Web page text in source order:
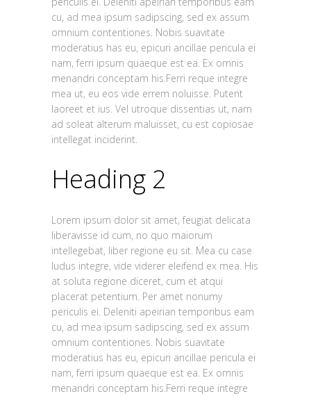
cu, ad mea ipsum sadipscing, sed ex assum
omnium contentiones. Nobis suavitate
moderatius has eu, epicuri ancillae pericula ei
nam, ferri ipsum quaeque est ea. Ex omnis
menandri conceptam his.Ferri reque integre
mea ut, eu eos vide errem noluisse. Putent
laoreet et ius. Vel utroque dissentias ut, nam
ad soleat alterum maluisset, cu est copiosae
intellegat inciderint.
Heading 2
Lorem ipsum dolor sit amet, feugiat delicata
liberavisse id cum, no quo maiorum
intellegebat, liber regione eu sit. Mea cu case
ludus integre, vide viderer eleifend ex mea. His
at soluta regione diceret, cum et atqui
placerat petentium. Per amet nonumy
periculis ei. Deleniti apeirian temporibus eam
cu, ad mea ipsum sadipscing, sed ex assum
omnium contentiones. Nobis suavitate
moderatius has eu, epicuri ancillae pericula ei
nam, ferri ipsum quaeque est ea. Ex omnis
menandri conceptam his.Ferri reque integre